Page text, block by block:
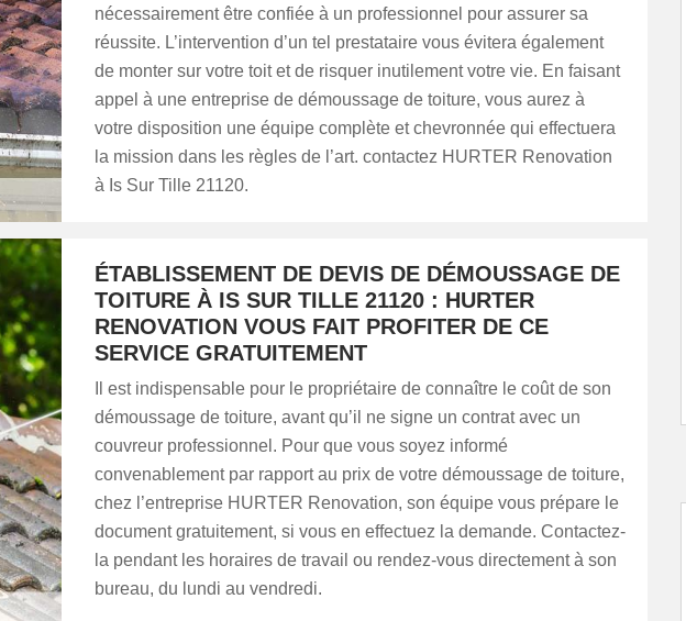
nécessairement être confiée à un professionnel pour assurer sa
réussite. L’intervention d’un tel prestataire vous évitera également
de monter sur votre toit et de risquer inutilement votre vie. En faisant
appel à une entreprise de démoussage de toiture, vous aurez à
votre disposition une équipe complète et chevronnée qui effectuera
la mission dans les règles de l’art. contactez HURTER Renovation
à Is Sur Tille 21120.
ÉTABLISSEMENT DE DEVIS DE DÉMOUSSAGE DE
TOITURE À IS SUR TILLE 21120 : HURTER
RENOVATION VOUS FAIT PROFITER DE CE
SERVICE GRATUITEMENT
Il est indispensable pour le propriétaire de connaître le coût de son
démoussage de toiture, avant qu’il ne signe un contrat avec un
couvreur professionnel. Pour que vous soyez informé
convenablement par rapport au prix de votre démoussage de toiture,
chez l’entreprise HURTER Renovation, son équipe vous prépare le
document gratuitement, si vous en effectuez la demande. Contactez-
la pendant les horaires de travail ou rendez-vous directement à son
bureau, du lundi au vendredi.